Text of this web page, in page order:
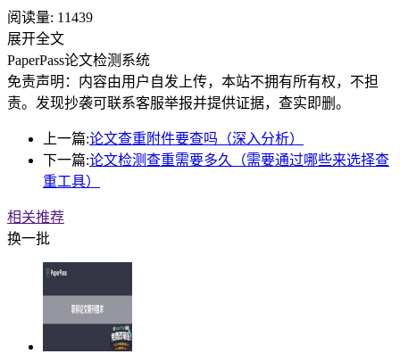
阅读量: 11439
展开全文
PaperPass论文检测系统
免责声明：内容由用户自发上传，本站不拥有所有权，不担
责。发现抄袭可联系客服举报并提供证据，查实即删。
上一篇:论文查重附件要查吗（深入分析）
下一篇:论文检测查重需要多久（需要通过哪些来选择查
重工具）
相关推荐
换一批